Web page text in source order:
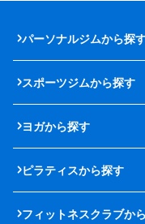
パーソナルジムから探
スポーツジムから探す
ヨガから探す
ピラティスから探す
フィットネスクラブか